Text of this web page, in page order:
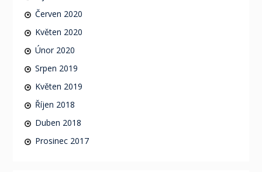
Červen 2020
Květen 2020
Únor 2020
Srpen 2019
Květen 2019
Říjen 2018
Duben 2018
Prosinec 2017